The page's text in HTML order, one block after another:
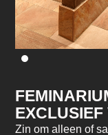
Zin om alleen of